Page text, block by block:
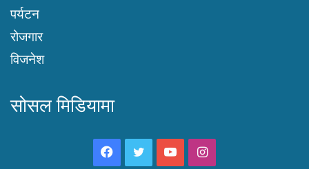
पर्यटन
रोजगार
विजनेश
सोसल मिडियामा
Facebook
TwitterYouTubeInstagram